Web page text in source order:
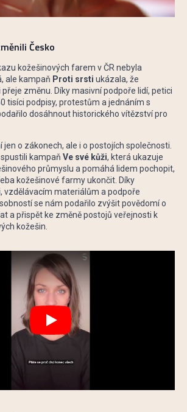
Česko
kožešinových farem v ČR nebyla
ale kampaň Proti srsti ukázala, že
změnu. Díky masivní podpoře lidí, petici
tisíci podpisy, protestům a jednáním s
dosáhnout historického vítězství pro
jen o zákonech, ale i o postojích společnosti.
kampaň Ve své kůži, která ukazuje
průmyslu a pomáhá lidem pochopit,
kožešinové farmy ukončit. Díky
vzdělávacím materiálům a podpoře
se nám podařilo zvýšit povědomí o
a přispět ke změně postojů veřejnosti k
kožešin.
Play